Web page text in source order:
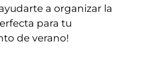
a organizar la
para tu
de verano!